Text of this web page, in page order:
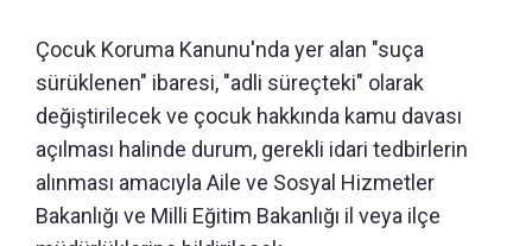
Çocuk Koruma Kanunu'nda yer alan "suça
sürüklenen" ibaresi, "adli süreçteki" olarak
değiştirilecek ve çocuk hakkında kamu davası
açılması halinde durum, gerekli idari tedbirlerin
alınması amacıyla Aile ve Sosyal Hizmetler
Bakanlığı ve Milli Eğitim Bakanlığı il veya ilçe